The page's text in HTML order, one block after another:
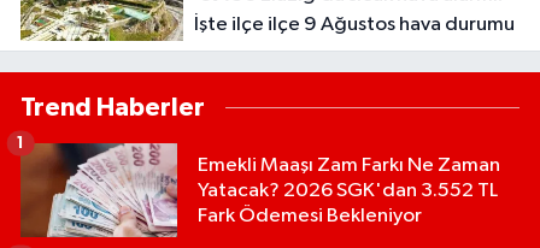
İşte ilçe ilçe 9 Ağustos hava durumu
Trend Haberler
Emekli Maaşı Zam Farkı Ne Zaman
Yatacak? 2026 SGK'dan 3.552 TL
Fark Ödemesi Bekleniyor
1